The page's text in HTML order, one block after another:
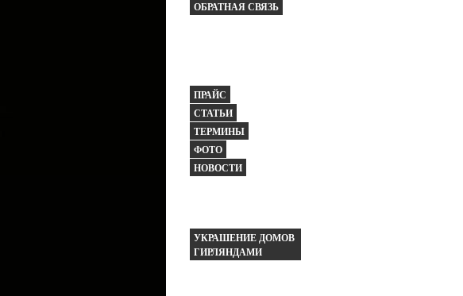
ОБРАТНАЯ СВЯЗЬ
ПРАЙС
СТАТЬИ
ТЕРМИНЫ
ФОТО
НОВОСТИ
УКРАШЕНИЕ ДОМОВ
ГИРЛЯНДАМИ